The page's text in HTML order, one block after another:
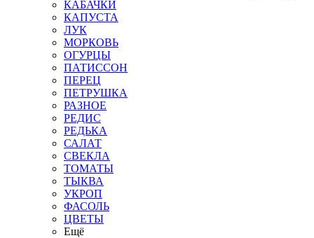
КАБАЧКИ
КАПУСТА
ЛУК
МОРКОВЬ
ОГУРЦЫ
ПАТИССОН
ПЕРЕЦ
ПЕТРУШКА
РАЗНОЕ
РЕДИС
РЕДЬКА
САЛАТ
СВЕКЛА
ТОМАТЫ
ТЫКВА
УКРОП
ФАСОЛЬ
ЦВЕТЫ
Ещё